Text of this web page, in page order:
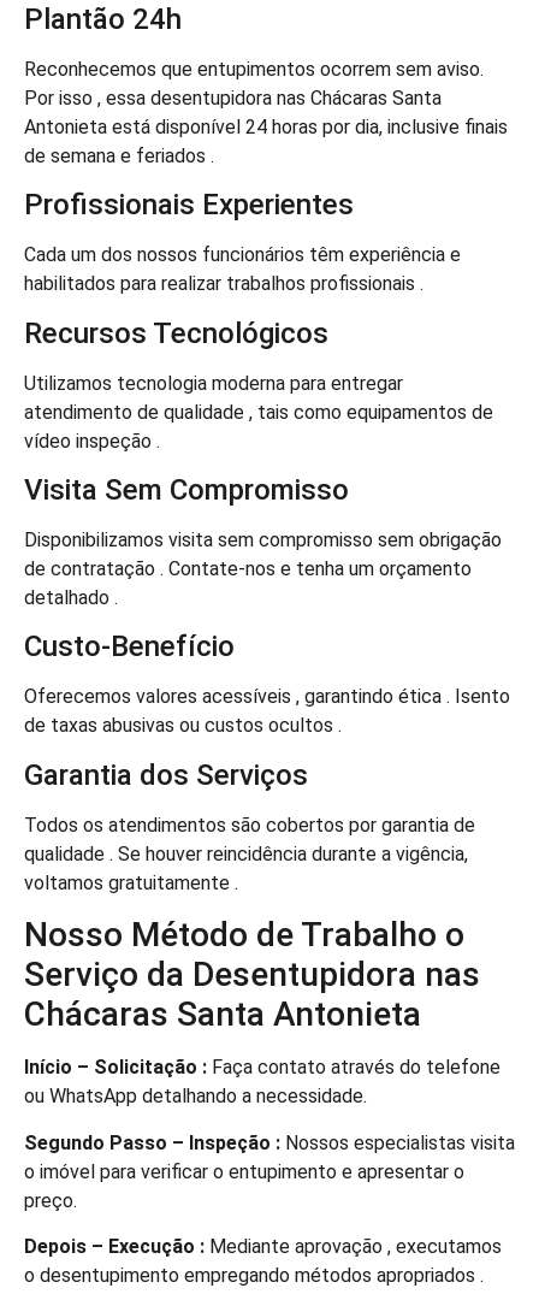
Plantão 24h
Reconhecemos que entupimentos ocorrem sem aviso.
Por isso , essa desentupidora nas Chácaras Santa
Antonieta está disponível 24 horas por dia, inclusive finais
de semana e feriados .
Profissionais Experientes
Cada um dos nossos funcionários têm experiência e
habilitados para realizar trabalhos profissionais .
Recursos Tecnológicos
Utilizamos tecnologia moderna para entregar
atendimento de qualidade , tais como equipamentos de
vídeo inspeção .
Visita Sem Compromisso
Disponibilizamos visita sem compromisso sem obrigação
de contratação . Contate-nos e tenha um orçamento
detalhado .
Custo-Benefício
Oferecemos valores acessíveis , garantindo ética . Isento
de taxas abusivas ou custos ocultos .
Garantia dos Serviços
Todos os atendimentos são cobertos por garantia de
qualidade . Se houver reincidência durante a vigência,
voltamos gratuitamente .
Nosso Método de Trabalho o
Serviço da Desentupidora nas
Chácaras Santa Antonieta
Início – Solicitação : Faça contato através do telefone
ou WhatsApp detalhando a necessidade.
Segundo Passo – Inspeção : Nossos especialistas visita
o imóvel para verificar o entupimento e apresentar o
preço.
Depois – Execução : Mediante aprovação , executamos
o desentupimento empregando métodos apropriados .